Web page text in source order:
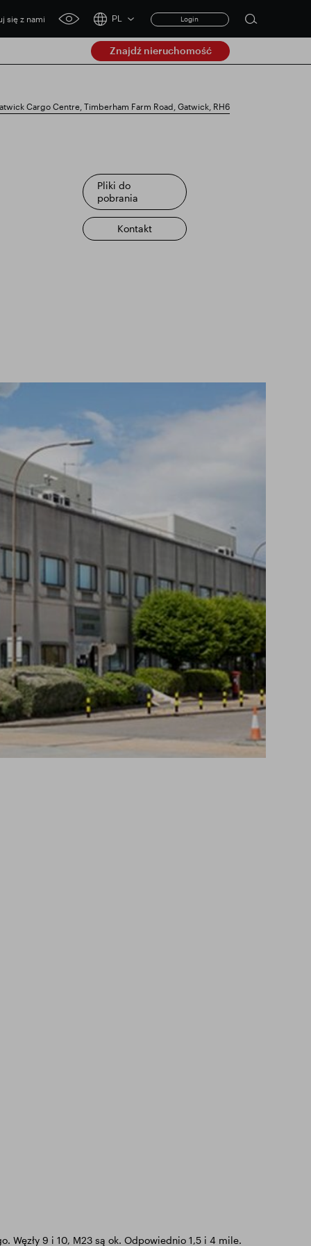
się z nami
accessibility
PL Login
form
Jasne
handlowa
Znajdź nieruchomość
Cargo Centre, Timberham Farm Road, Gatwick, RH6
Pliki do
pobrania
Kontakt
Węzły 9 i 10, M23 są ok. Odpowiednio 1,5 i 4 mile.